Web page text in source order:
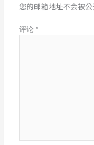
您的邮箱地址不会被公
评论 *